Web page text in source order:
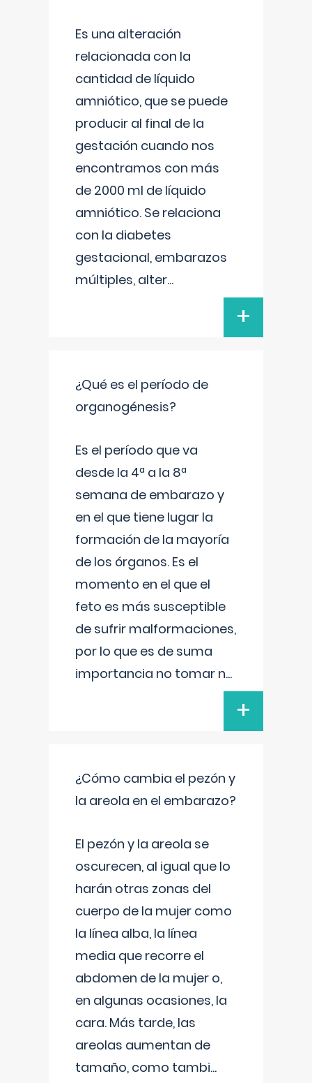
Es una alteración
relacionada con la
cantidad de líquido
amniótico, que se puede
producir al final de la
gestación cuando nos
encontramos con más
de 2000 ml de líquido
amniótico. Se relaciona
con la diabetes
gestacional, embarazos
múltiples, alter...
+
¿Qué es el período de
organogénesis?
Es el período que va
desde la 4ª a la 8ª
semana de embarazo y
en el que tiene lugar la
formación de la mayoría
de los órganos. Es el
momento en el que el
feto es más susceptible
de sufrir malformaciones,
por lo que es de suma
importancia no tomar n...
+
¿Cómo cambia el pezón y
la areola en el embarazo?
El pezón y la areola se
oscurecen, al igual que lo
harán otras zonas del
cuerpo de la mujer como
la línea alba, la línea
media que recorre el
abdomen de la mujer o,
en algunas ocasiones, la
cara. Más tarde, las
areolas aumentan de
tamaño, como tambi...